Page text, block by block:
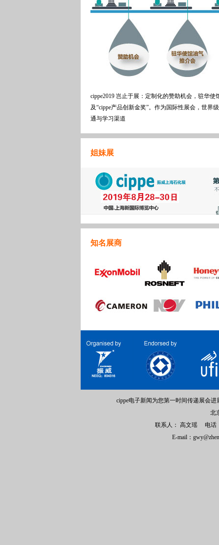
cippe2019 岂止于展：定制化的赞助机会，驻华
及“cippe产品创新金奖”。作为国际性展会，世界
通与学习渠道
姐妹展
知名展商
cippe电子新闻为您第一时间传递展会
北
联系人： 高文瑶 电话
E-mail：